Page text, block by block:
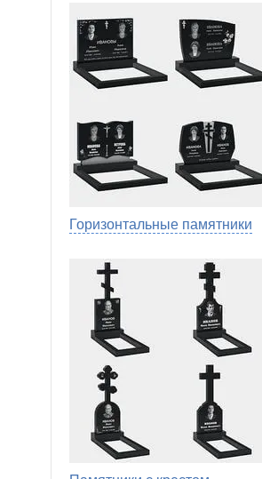
Горизонтальные памятники